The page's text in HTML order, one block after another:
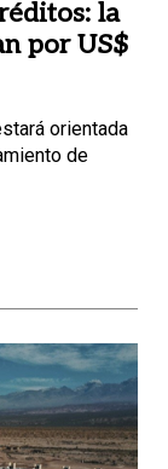
la
por US$
orientada
de